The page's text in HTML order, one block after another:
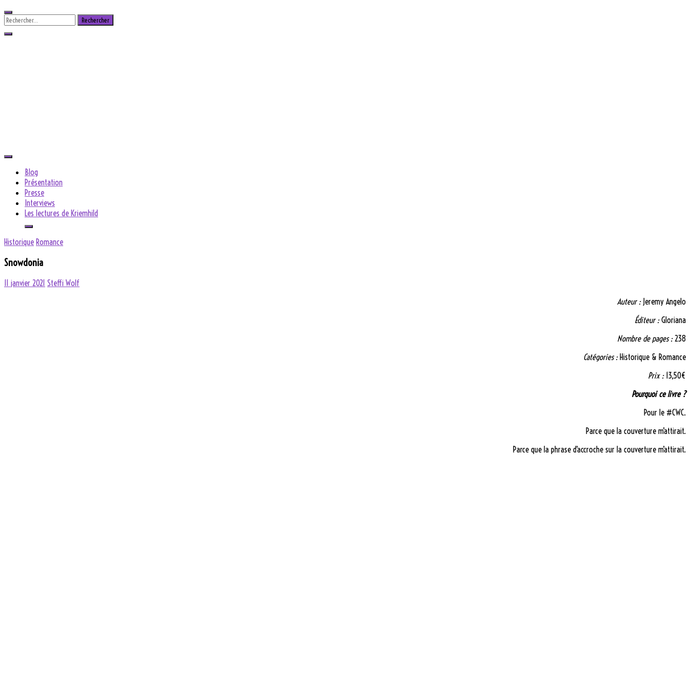
Skip
to
Rechercher :
Blog
Présentation
Presse
Interviews
Les lectures de Kriemhild
Historique Romance
Snowdonia
11 janvier 2021 Steffi Wolf
Auteur :Jeremy Angelo
Éditeur :Gloriana
Nombre de pages :238
Catégories :Historique & Romance
Prix : 13,50€
Pourquoi ce livre ?
Pour le #CWC.
Parce que la couverture m’attirait.
Parce que la phrase d’accroche sur la couverture m’attirait.